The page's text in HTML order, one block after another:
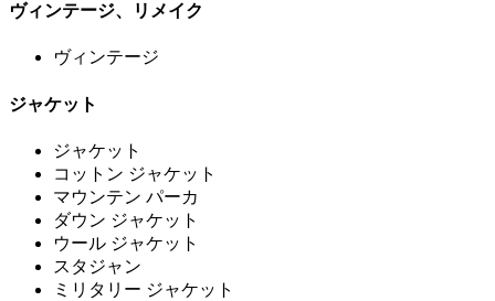
ヴィンテージ、リメイク
ヴィンテージ
ジャケット
ジャケット
コットン ジャケット
マウンテン パーカ
ダウン ジャケット
ウール ジャケット
スタジャン
ミリタリー ジャケット